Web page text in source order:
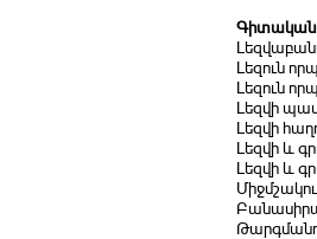
Գիտական
Լեզուն
Լեզուն
Լեզվի
Լեզվի
Լեզվի և
Լեզվի և